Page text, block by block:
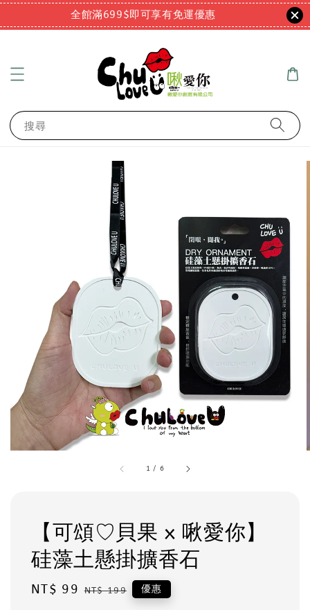
全館滿699$即可享有免運優惠
搜尋
1 / 6
【可頌♡貝果 x 啾愛你】
硅藻土懸掛擴香石
Sale
NT$ 99 Regular
NT$ 199 優惠